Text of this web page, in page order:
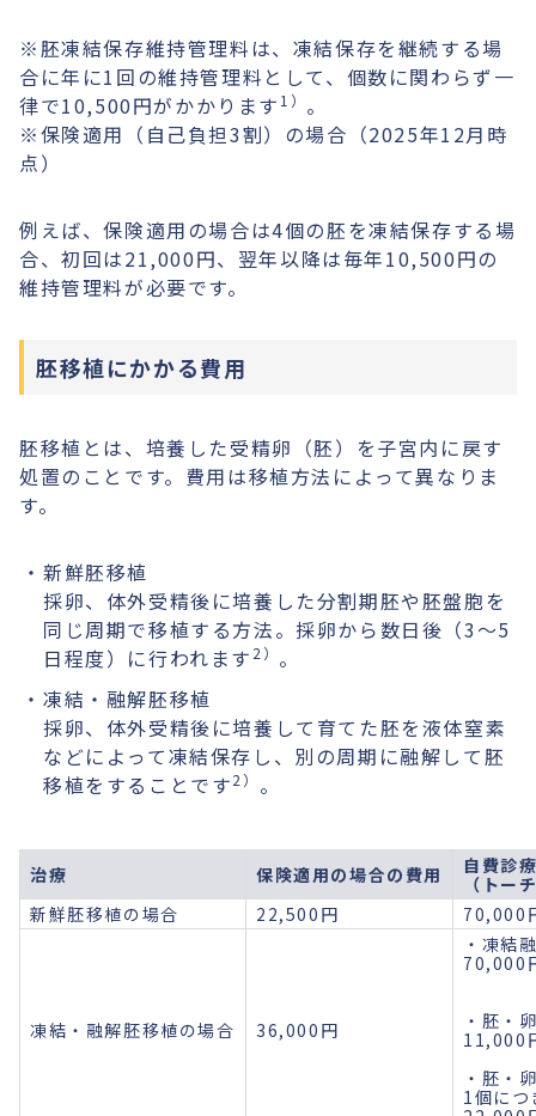
※胚凍結保存維持管理料は、凍結保存を継続する場
合に年に1回の維持管理料として、個数に関わらず一
律で10,500円がかかります 1） 。
※保険適用（自己負担3割）の場合（2025年12月時
点）
例えば、保険適用の場合は4個の胚を凍結保存する場
合、初回は21,000円、翌年以降は毎年10,500円の
維持管理料が必要です。
胚移植にかかる費用
胚移植とは、培養した受精卵（胚）を子宮内に戻す
処置のことです。費用は移植方法によって異なりま
す。
新鮮胚移植
採卵、体外受精後に培養した分割期胚や胚盤胞を
同じ周期で移植する方法。採卵から数日後（3～5
日程度）に行われます 2） 。
凍結・融解胚移植
採卵、体外受精後に培養して育てた胚を液体窒素
などによって凍結保存し、別の周期に融解して胚
移植をすることです2） 。
治療 保険適用の場合の費用
自費診
（トー
新鮮胚移植の場合
22,500円 70,000
凍結・融解胚移植の場合 36,000円
・凍結
70,000
・胚・
11,000
・胚・
1個につ